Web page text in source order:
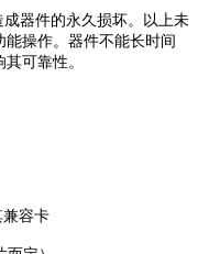
器件的永久损坏。以上未
作。器件不能长时间
靠性。
容卡